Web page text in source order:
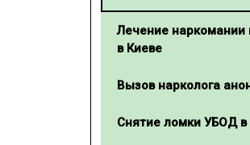
Лечение наркомании
в Киеве
Вызов нарколога
Снятие ломки УБОД в